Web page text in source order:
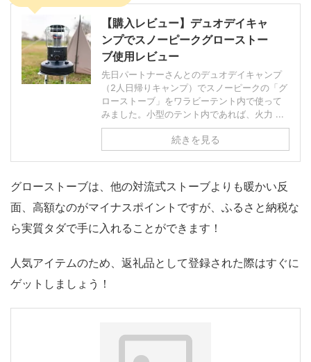
【購入レビュー】デュオデイキャ
ンプでスノーピークグローストー
ブ使用レビュー
先日パートナーさんとのデュオデイキャンプ
（2人日帰りキャンプ）でスノーピークの「グ
ローストーブ」をワラビーテント内で使って
みました。小型のテント内であれば、火力 ...
続きを見る
グローストーブは、他の対流式ストーブよりも暖かい反
面、高額なのがマイナスポイントですが、ふるさと納税な
ら実質タダで手に入れることができます！
人気アイテムのため、返礼品として登録された際はすぐに
ゲットしましょう！